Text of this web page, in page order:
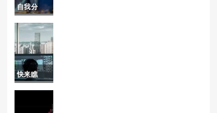
自我分
析！新华
期货直播
间喊单(新
华期货直
快来瞧
瞧！恒指